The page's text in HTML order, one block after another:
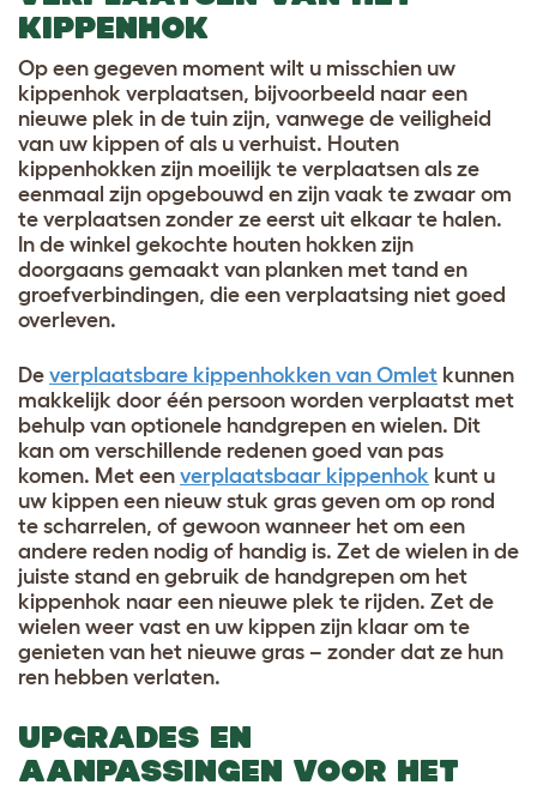
KIPPENHOK
Op een gegeven moment wilt u misschien uw
kippenhok verplaatsen, bijvoorbeeld naar een
nieuwe plek in de tuin zijn, vanwege de veiligheid
van uw kippen of als u verhuist. Houten
kippenhokken zijn moeilijk te verplaatsen als ze
eenmaal zijn opgebouwd en zijn vaak te zwaar om
te verplaatsen zonder ze eerst uit elkaar te halen.
In de winkel gekochte houten hokken zijn
doorgaans gemaakt van planken met tand en
groefverbindingen, die een verplaatsing niet goed
overleven.
De verplaatsbare kippenhokken van Omlet kunnen
makkelijk door één persoon worden verplaatst met
behulp van optionele handgrepen en wielen. Dit
kan om verschillende redenen goed van pas
komen. Met een verplaatsbaar kippenhok kunt u
uw kippen een nieuw stuk gras geven om op rond
te scharrelen, of gewoon wanneer het om een
andere reden nodig of handig is. Zet de wielen in de
juiste stand en gebruik de handgrepen om het
kippenhok naar een nieuwe plek te rijden. Zet de
wielen weer vast en uw kippen zijn klaar om te
genieten van het nieuwe gras – zonder dat ze hun
ren hebben verlaten.
UPGRADES EN
AANPASSINGEN VOOR HET